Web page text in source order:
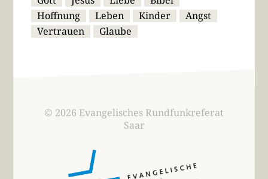
Hoffnung
Leben Kinder
Angst
Vertrauen
Glaube
© 2026 Evangelisches Rundfunkreferat
Saar